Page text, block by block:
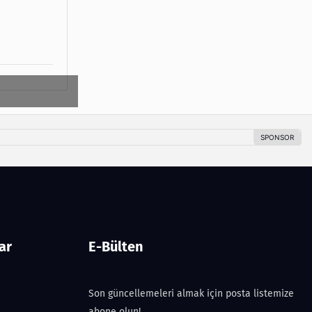
E-Bülten
Son güncellemeleri almak için posta listemize